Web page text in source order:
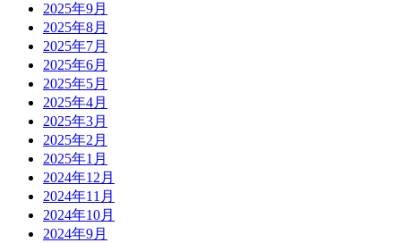
2025年9月
2025年8月
2025年7月
2025年6月
2025年5月
2025年4月
2025年3月
2025年2月
2025年1月
2024年12月
2024年11月
2024年10月
2024年9月